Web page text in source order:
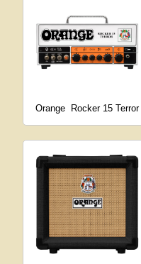
Orange Rocker 15 Terror